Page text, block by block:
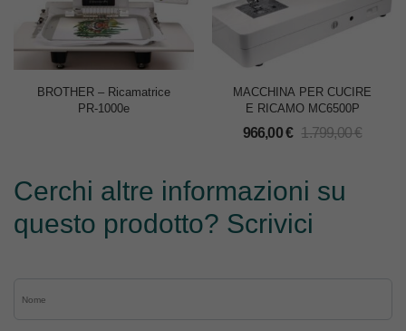
BROTHER – Ricamatrice
PR-1000e
MACCHINA PER CUCIRE
E RICAMO MC6500P
966,00€ 1.799,00€
Cerchi altre informazioni su
questo prodotto? Scrivici